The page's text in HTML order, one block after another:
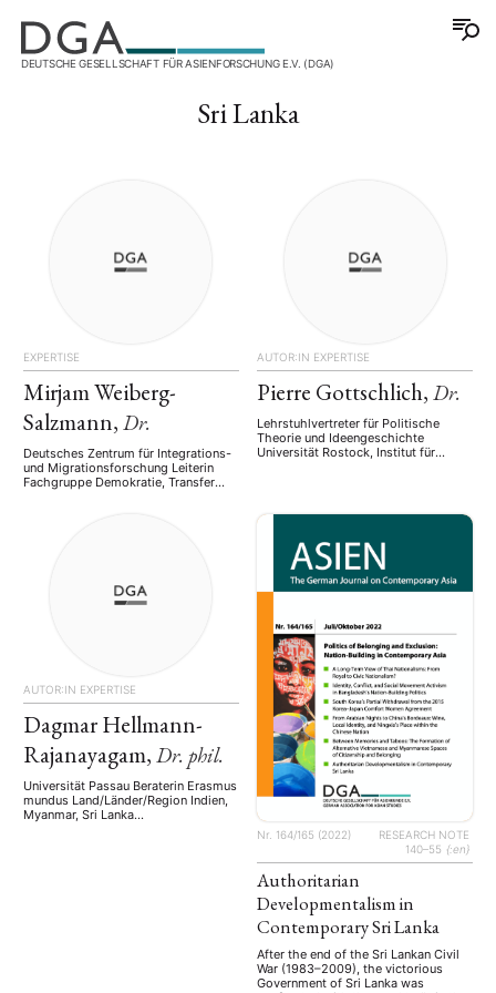
DEUTSCHE GESELLSCHAFT FÜR ASIENFORSCHUNG E.V. (DGA)
Sri Lanka
EXPERTISE
Mirjam Weiberg-
Salzmann, Dr.
Deutsches Zentrum für Integrations-
und Migrationsforschung Leiterin
Fachgruppe Demokratie, Transfer
fließend: Deutsch gut: Englisch
AUTOR:IN EXPERTISE
Pierre Gottschlich,Dr.
Lehrstuhlvertreter für Politische
Theorie und Ideengeschichte
Universität Rostock, Institut für
Arbeitsgebiete/Themen/Keywords
Innenpolitik Außenpolitik Konflikte
Sprachen fließend: Deutsch, Englisch
AUTOR:IN EXPERTISE
Dagmar Hellmann-
Rajanayagam, Dr. phil.
Universität Passau Beraterin Erasmus
mundus Land/Länder/Region Indien,
Myanmar, Sri Lanka
Nr. 164/165 (2022)
RESEARCH NOTE
140–55 {:en}
Authoritarian
Developmentalism in
Contemporary Sri Lanka
After the end of the Sri Lankan Civil
War (1983–2009), the victorious
Government of Sri Lanka was